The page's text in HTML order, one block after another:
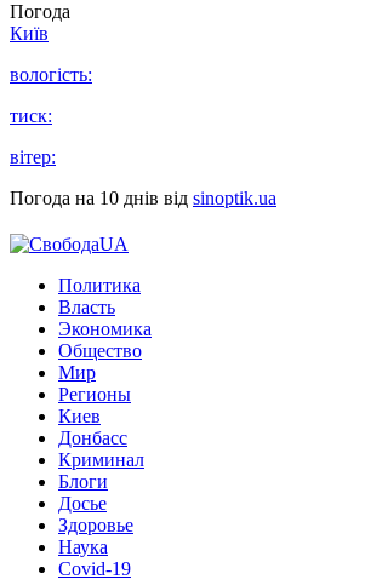
Погода
Київ
вологість:
тиск:
вітер:
Погода на 10 днів від sinoptik.ua
Политика
Власть
Экономика
Общество
Мир
Регионы
Киев
Донбасс
Криминал
Блоги
Досье
Здоровье
Наука
Covid-19